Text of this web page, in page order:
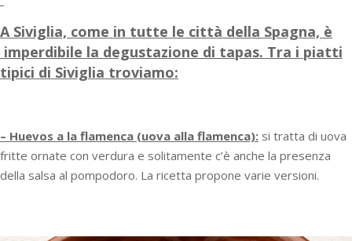
A Siviglia, come in tutte le città della Spagna, è
imperdibile la degustazione di tapas. Tra i piatti
tipici di Siviglia troviamo:
– Huevos a la flamenca (uova alla flamenca): si tratta di uova
fritte ornate con verdura e solitamente c’è anche la presenza
della salsa al pompodoro. La ricetta propone varie versioni.